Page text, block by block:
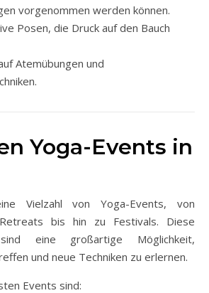
vorgenommen werden können.
Posen, die Druck auf den Bauch
Atemübungen und
Yoga-Events in
Vielzahl von Yoga-Events, von
bis hin zu Festivals. Diese
sind eine großartige Möglichkeit,
und neue Techniken zu erlernen.
Events sind: